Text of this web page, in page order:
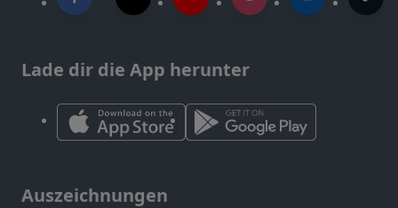
Lade dir die App herunter
Auszeichnungen